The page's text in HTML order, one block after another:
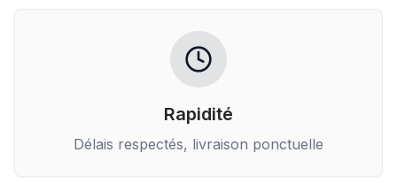
Rapidité
Délais respectés, livraison ponctuelle